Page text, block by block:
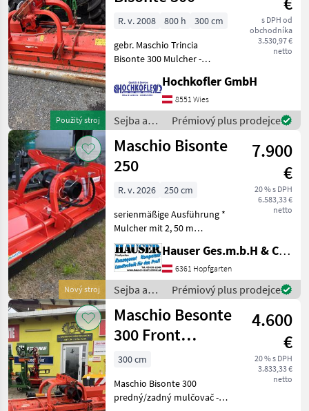
vše
MARKETPLACE
Marketplace
Nabídky
prodejců
Použitý stroj
s DPH od
obchodníka
3.530,97 €
netto
R. v. 2008 800 h
300 cm
gebr. Maschio Trincia
Bisonte 300 Mulcher -
Heckanbau - Kettenschutz -
Bodenwalze - 1010 kg
funktionsfähig und
einsatzbereit Stand
Hochkofler GmbH
8551 Wies
Sejba a
starostlivosť
o plodinu
/ Maschio
Prémiový plus prodejce
Nový stroj
Maschio Bisonte
250
7.900
€
20 % s DPH
6.583,33 €
netto
R. v. 2026
250 cm
serienmäßige Ausführung *
Mulcher mit 2, 50 m
Arbeitsbreite * für
Traktoren bis 140 PS * mit
hydraulischer
Seitenverschiebung ca. 400
mm * Doppel- Dreipunktbo
Hauser Ges.m.b.H & Co.KG
6361 Hopfgarten
Sejba a
starostlivosť
o plodinu
/ Maschio
Prémiový plus prodejce
Maschio Besonte
300 Front
Heckmulcher
4.600
€
20 % s DPH
3.833,33 €
netto
300 cm
Maschio Bisonte 300
predný/zadný mulčovač -